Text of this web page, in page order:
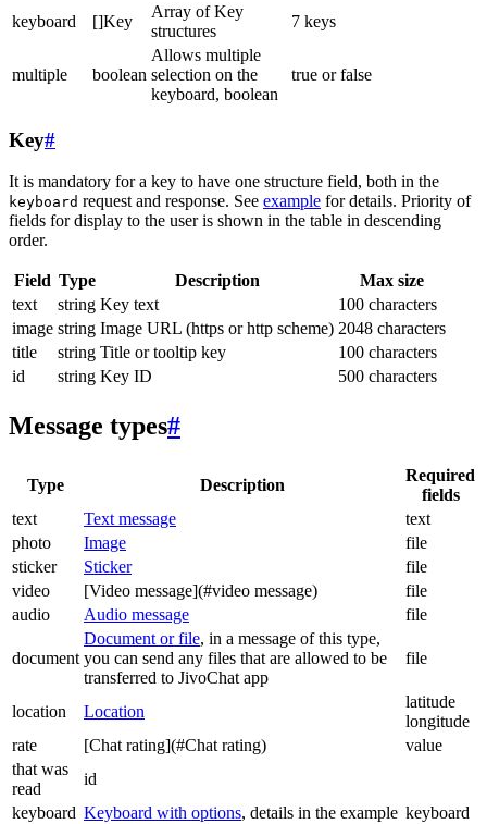
keyboard []Key
Array of Key
structures
7 keys
multiple boolean
Allows multiple
selection on the
keyboard, boolean
true or false
Key#
It is mandatory for a key to have one structure field, both in the
keyboard request and response. See example for details. Priority of
fields for display to the user is shown in the table in descending
order.
Field Type Description
Max size
text
string Key text
100 characters
image string Image URL (https or http scheme) 2048 characters
title
string Title or tooltip key
100 characters
id
string Key ID 500 characters
Message types#
Type Description
Required
fields
text
Text message
text
photo
Image
file
sticker
Sticker
file
video
[Video message](#video message)
file
audio
Audio message file
document
Document or file, in a message of this type,
you can send any files that are allowed to be
transferred to JivoChat app
file
location Location
latitude
longitude
rate
[Chat rating](#Chat rating)
value
that was
read
id
keyboard Keyboard with options, details in the example keyboard